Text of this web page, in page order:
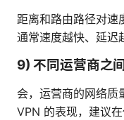
距离和路由路径对速
通常速度越快、延迟
9) 不同运营商之
会，运营商的网络质
VPN 的表现，建议